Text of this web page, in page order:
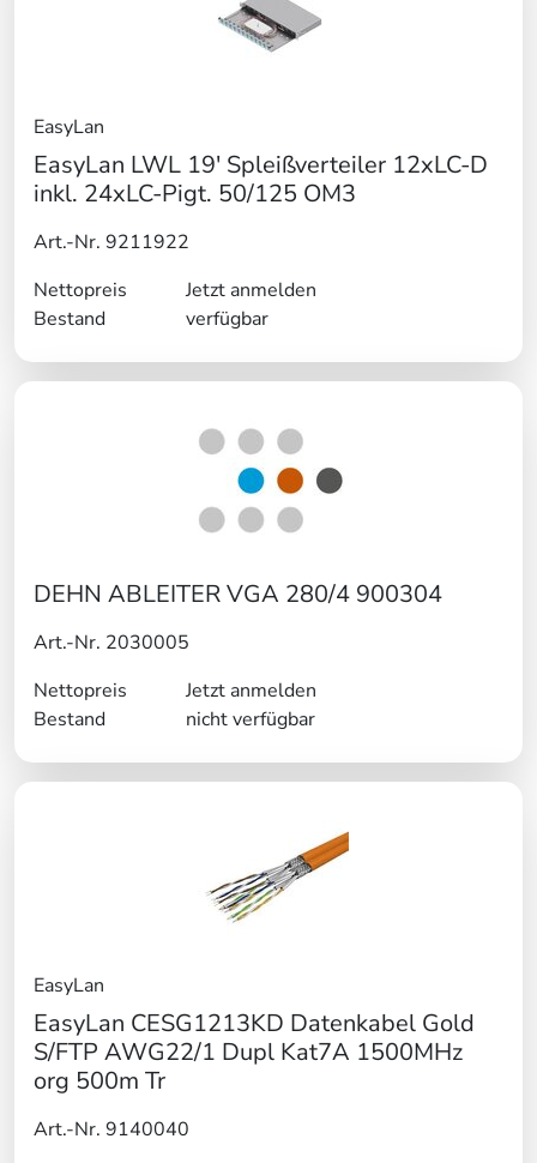
EasyLan
EasyLan LWL 19' Spleißverteiler 12xLC-D
inkl. 24xLC-Pigt. 50/125 OM3
Art.-Nr. 9211922
Nettopreis
Jetzt anmelden
Bestand
verfügbar
DEHN ABLEITER VGA 280/4 900304
Art.-Nr. 2030005
Nettopreis
Jetzt anmelden
Bestand
nicht verfügbar
EasyLan
EasyLan CESG1213KD Datenkabel Gold
S/FTP AWG22/1 Dupl Kat7A 1500MHz
org 500m Tr
Art.-Nr. 9140040